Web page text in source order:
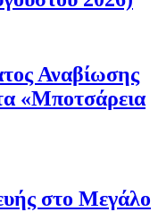
Αναβίωσης
«Μποτσάρεια
στο Μεγάλο